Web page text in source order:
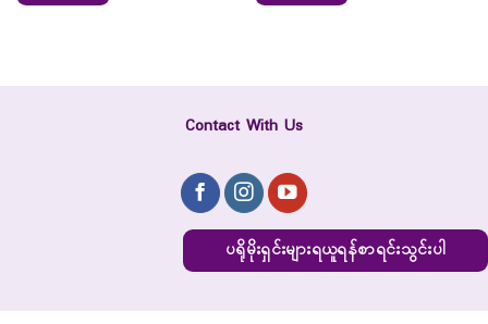
Contact With Us
ပရိုမိုးရှင်းများရယူရန်စာရင်းသွင်းပါ